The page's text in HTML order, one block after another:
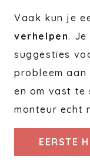
Vaak kun je
verhelpen. Je
suggesties
probleem
en om vast te
monteur echt
EERSTE